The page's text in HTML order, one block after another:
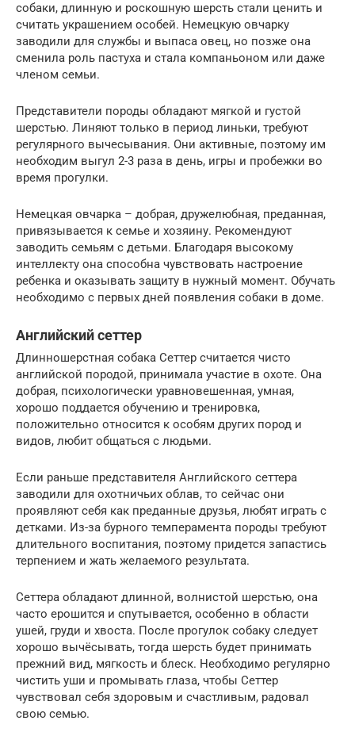
собаки, длинную и роскошную шерсть стали ценить и
считать украшением особей. Немецкую овчарку
заводили для службы и выпаса овец, но позже она
сменила роль пастуха и стала компаньоном или даже
членом семьи.
Представители породы обладают мягкой и густой
шерстью. Линяют только в период линьки, требуют
регулярного вычесывания. Они активные, поэтому им
необходим выгул 2-3 раза в день, игры и пробежки во
время прогулки.
Немецкая овчарка – добрая, дружелюбная, преданная,
привязывается к семье и хозяину. Рекомендуют
заводить семьям с детьми. Благодаря высокому
интеллекту она способна чувствовать настроение
ребенка и оказывать защиту в нужный момент. Обучать
необходимо с первых дней появления собаки в доме.
Английский сеттер
Длинношерстная собака Сеттер считается чисто
английской породой, принимала участие в охоте. Она
добрая, психологически уравновешенная, умная,
хорошо поддается обучению и тренировка,
положительно относится к особям других пород и
видов, любит общаться с людьми.
Если раньше представителя Английского сеттера
заводили для охотничьих облав, то сейчас они
проявляют себя как преданные друзья, любят играть с
детками. Из-за бурного темперамента породы требуют
длительного воспитания, поэтому придется запастись
терпением и жать желаемого результата.
Сеттера обладают длинной, волнистой шерстью, она
часто ерошится и спутывается, особенно в области
ушей, груди и хвоста. После прогулок собаку следует
хорошо вычёсывать, тогда шерсть будет принимать
прежний вид, мягкость и блеск. Необходимо регулярно
чистить уши и промывать глаза, чтобы Сеттер
чувствовал себя здоровым и счастливым, радовал
свою семью.